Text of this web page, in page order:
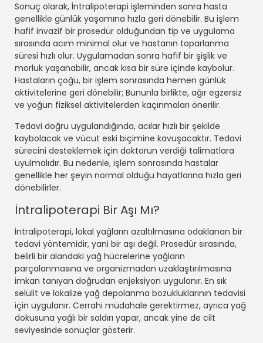
Sonuç olarak, İntralipoterapi işleminden sonra hasta
genellikle günlük yaşamına hızla geri dönebilir. Bu işlem
hafif invazif bir prosedür olduğundan tip ve uygulama
sırasında acım minimal olur ve hastanın toparlanma
süresi hızlı olur. Uygulamadan sonra hafif bir şişlik ve
morluk yaşanabilir, ancak kısa bir süre içinde kaybolur.
Hastaların çoğu, bir işlem sonrasında hemen günlük
aktivitelerine geri dönebilir; Bununla birlikte, ağır egzersiz
ve yoğun fiziksel aktivitelerden kaçınmaları önerilir.
Tedavi doğru uygulandığında, acılar hızlı bir şekilde
kaybolacak ve vücut eski biçimine kavuşacaktır. Tedavi
sürecini desteklemek için doktorun verdiği talimatlara
uyulmalıdır. Bu nedenle, işlem sonrasında hastalar
genellikle her şeyin normal olduğu hayatlarına hızla geri
dönebilirler.
İntralipoterapi Bir Aşı Mı?
İntralipoterapi, lokal yağların azaltılmasına odaklanan bir
tedavi yöntemidir, yani bir aşı değil. Prosedür sırasında,
belirli bir alandaki yağ hücrelerine yağların
parçalanmasına ve organizmadan uzaklaştırılmasına
imkan tanıyan doğrudan enjeksiyon uygulanır. En sık
selülit ve lokalize yağ depolanma bozukluklarının tedavisi
için uygulanır. Cerrahi müdahale gerektirmez, ayrıca yağ
dokusuna yağlı bir saldırı yapar, ancak yine de cilt
seviyesinde sonuçlar gösterir.